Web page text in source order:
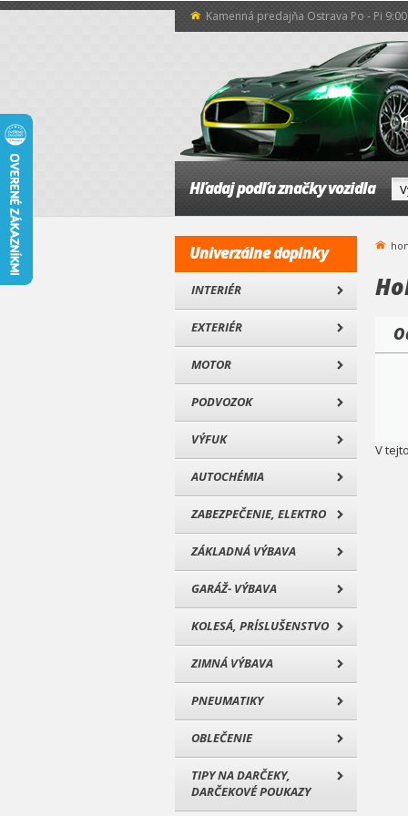
Kamenná predajňa Ostrava Po - Pi
Hľadaj podľa značky vozidla
Univerzálne doplnky
INTERIÉR
EXTERIÉR
MOTOR
PODVOZOK
VÝFUK
AUTOCHÉMIA
ZABEZPEČENIE, ELEKTRO
ZÁKLADNÁ VÝBAVA
GARÁŽ- VÝBAVA
KOLESÁ, PRÍSLUŠENSTVO
ZIMNÁ VÝBAVA
PNEUMATIKY
OBLEČENIE
TIPY NA DARČEKY,
DARČEKOVÉ POUKAZY
V